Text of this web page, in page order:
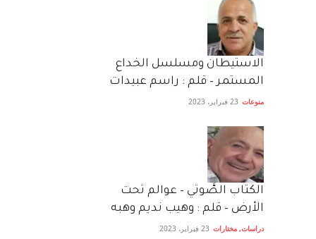
الاستيطان ومسلسل الخداع
المستمر – قلم : راسم عبيدات
منوعات 23 فبراير، 2023
الكتاب الصَّوتي – عوالم تحت
الأرض – قلم : وهيب نديم وهبه
دراسات, مختارات 23 فبراير، 2023